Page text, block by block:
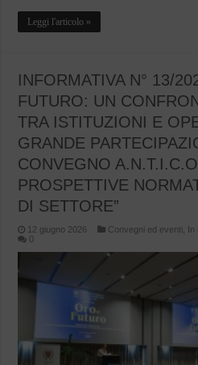
Leggi l'articolo »
INFORMATIVA N° 13/
FUTURO: UN
TRA ISTITUZIONI E
GRANDE
CONVEGNO
PROSPETTIVE
DI SETTORE”
12 giugno 2026 Convegni ed eventi In
0